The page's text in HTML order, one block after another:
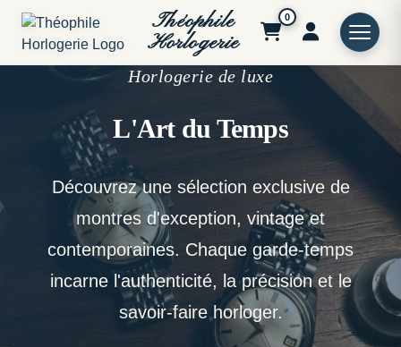
Théophile
Horlogerie
0
Horlogerie de luxe
L'Art du Temps
Découvrez une sélection exclusive de
montres d'exception, vintage et
contemporaines. Chaque garde-temps
incarne l'authenticité, la précision et le
savoir-faire horloger.